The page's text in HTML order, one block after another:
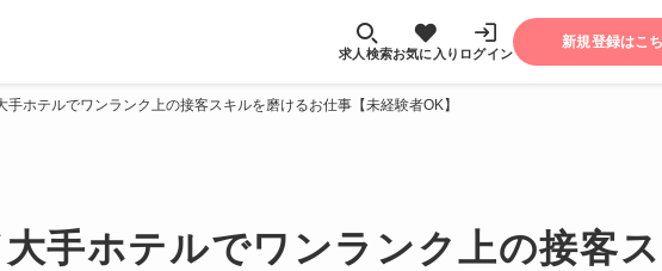
求人検索お気に入り ログイン
新規登録はこ
手ホテルでワンランク上の接客スキルを磨けるお仕事【未経験者OK】
手ホテルでワンランク上の接客